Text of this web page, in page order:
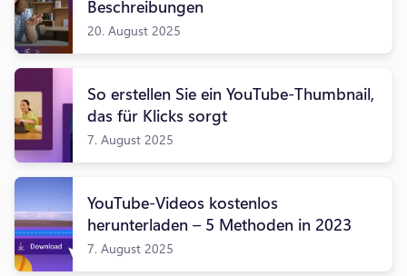
Beschreibungen
20. August 2025
So erstellen Sie ein YouTube-Thumbnail,
das für Klicks sorgt
7. August 2025
YouTube-Videos kostenlos
herunterladen – 5 Methoden in 2023
7. August 2025